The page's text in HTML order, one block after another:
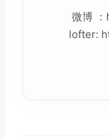
微博
lofter: